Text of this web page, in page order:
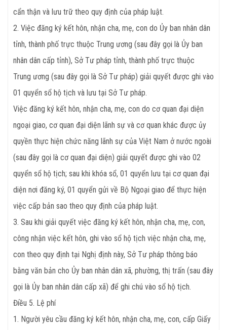
cẩn thận và lưu trữ theo quy định của pháp luật.
2. Việc đăng ký kết hôn, nhận cha, mẹ, con do Ủy ban nhân dân
tỉnh, thành phố trực thuộc Trung ương (sau đây gọi là Ủy ban
nhân dân cấp tỉnh), Sở Tư pháp tỉnh, thành phố trực thuộc
Trung ương (sau đây gọi là Sở Tư pháp) giải quyết được ghi vào
01 quyển sổ hộ tịch và lưu tại Sở Tư pháp.
Việc đăng ký kết hôn, nhận cha, mẹ, con do cơ quan đại diện
ngoại giao, cơ quan đại diện lãnh sự và cơ quan khác được ủy
quyền thực hiện chức năng lãnh sự của Việt Nam ở nước ngoài
(sau đây gọi là cơ quan đại diện) giải quyết được ghi vào 02
quyển sổ hộ tịch; sau khi khóa sổ, 01 quyển lưu tại cơ quan đại
diện nơi đăng ký, 01 quyển gửi về Bộ Ngoại giao để thực hiện
việc cấp bản sao theo quy định của pháp luật.
3. Sau khi giải quyết việc đăng ký kết hôn, nhận cha, mẹ, con,
công nhận việc kết hôn, ghi vào sổ hộ tịch việc nhận cha, mẹ,
con theo quy định tại Nghị định này, Sở Tư pháp thông báo
bằng văn bản cho Ủy ban nhân dân xã, phường, thị trấn (sau đây
gọi là Ủy ban nhân dân cấp xã) để ghi chú vào sổ hộ tịch.
Điều 5. Lệ phí
1. Người yêu cầu đăng ký kết hôn, nhận cha, mẹ, con, cấp Giấy